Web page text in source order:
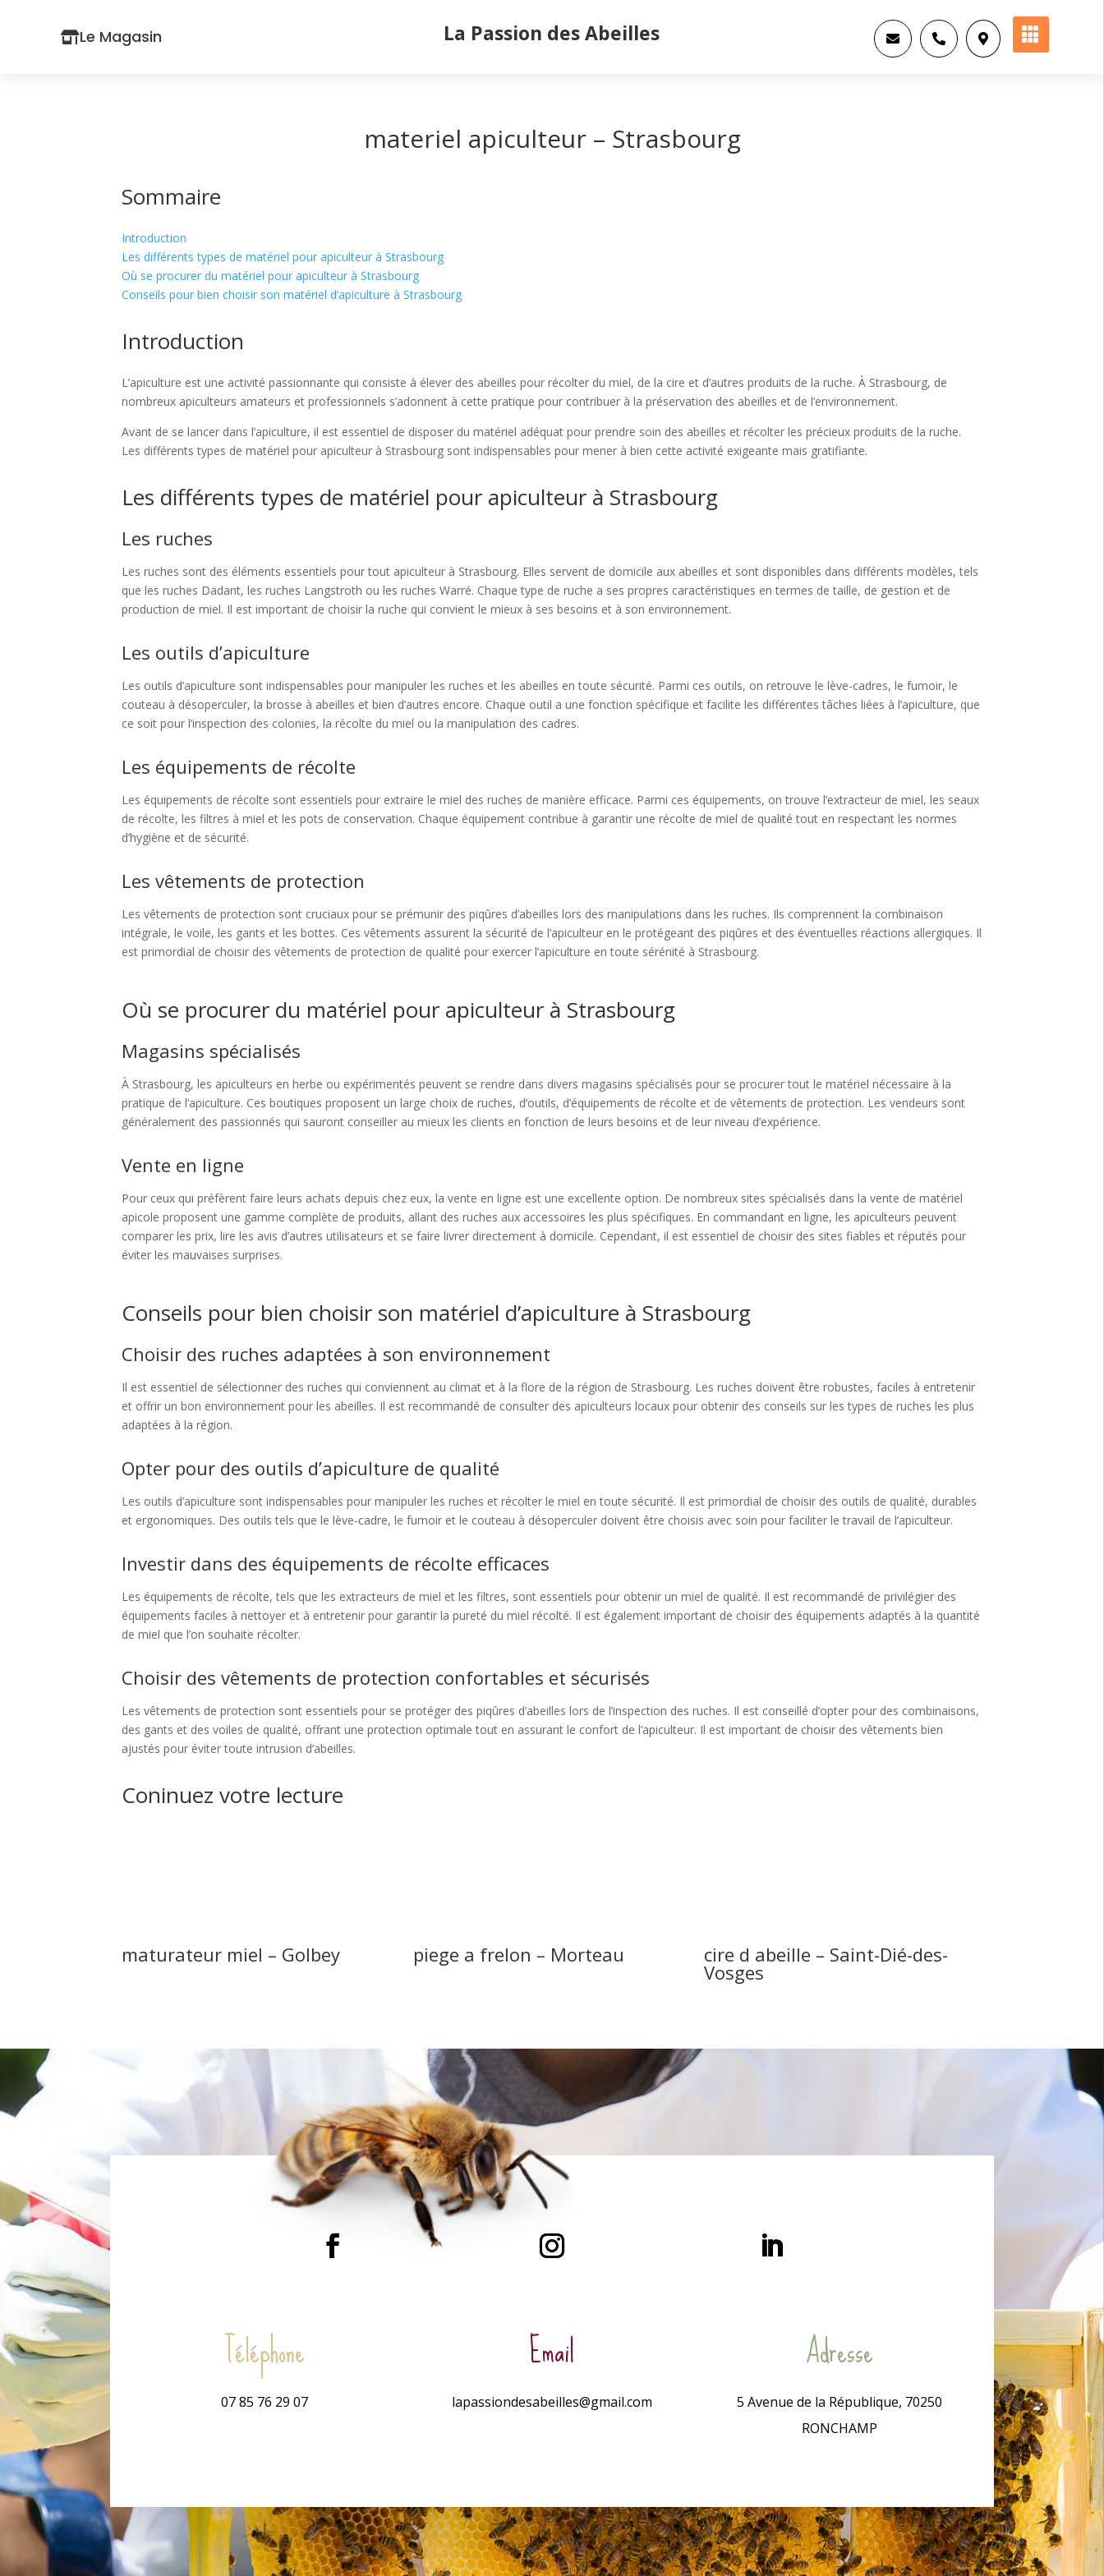
Le Magasin La Passion des Abeilles    
materiel apiculteur – Strasbourg
Sommaire
Introduction
Les différents types de matériel pour apiculteur à Strasbourg
Où se procurer du matériel pour apiculteur à Strasbourg
Conseils pour bien choisir son matériel d’apiculture à Strasbourg
Introduction
L’apiculture est une activité passionnante qui consiste à élever des abeilles pour récolter du miel, de la cire et d’autres produits de la ruche. À Strasbourg, de
nombreux apiculteurs amateurs et professionnels s’adonnent à cette pratique pour contribuer à la préservation des abeilles et de l’environnement.
Avant de se lancer dans l’apiculture, il est essentiel de disposer du matériel adéquat pour prendre soin des abeilles et récolter les précieux produits de la ruche.
Les différents types de matériel pour apiculteur à Strasbourg sont indispensables pour mener à bien cette activité exigeante mais gratifiante.
Les différents types de matériel pour apiculteur à Strasbourg
Les ruches
Les ruches sont des éléments essentiels pour tout apiculteur à Strasbourg. Elles servent de domicile aux abeilles et sont disponibles dans différents modèles, tels
que les ruches Dadant, les ruches Langstroth ou les ruches Warré. Chaque type de ruche a ses propres caractéristiques en termes de taille, de gestion et de
production de miel. Il est important de choisir la ruche qui convient le mieux à ses besoins et à son environnement.
Les outils d’apiculture
Les outils d’apiculture sont indispensables pour manipuler les ruches et les abeilles en toute sécurité. Parmi ces outils, on retrouve le lève-cadres, le fumoir, le
couteau à désoperculer, la brosse à abeilles et bien d’autres encore. Chaque outil a une fonction spécifique et facilite les différentes tâches liées à l’apiculture, que
ce soit pour l’inspection des colonies, la récolte du miel ou la manipulation des cadres.
Les équipements de récolte
Les équipements de récolte sont essentiels pour extraire le miel des ruches de manière efficace. Parmi ces équipements, on trouve l’extracteur de miel, les seaux
de récolte, les filtres à miel et les pots de conservation. Chaque équipement contribue à garantir une récolte de miel de qualité tout en respectant les normes
d’hygiène et de sécurité.
Les vêtements de protection
Les vêtements de protection sont cruciaux pour se prémunir des piqûres d’abeilles lors des manipulations dans les ruches. Ils comprennent la combinaison
intégrale, le voile, les gants et les bottes. Ces vêtements assurent la sécurité de l’apiculteur en le protégeant des piqûres et des éventuelles réactions allergiques. Il
est primordial de choisir des vêtements de protection de qualité pour exercer l’apiculture en toute sérénité à Strasbourg.
Où se procurer du matériel pour apiculteur à Strasbourg
Magasins spécialisés
À Strasbourg, les apiculteurs en herbe ou expérimentés peuvent se rendre dans divers magasins spécialisés pour se procurer tout le matériel nécessaire à la
pratique de l’apiculture. Ces boutiques proposent un large choix de ruches, d’outils, d’équipements de récolte et de vêtements de protection. Les vendeurs sont
généralement des passionnés qui sauront conseiller au mieux les clients en fonction de leurs besoins et de leur niveau d’expérience.
Vente en ligne
Pour ceux qui préfèrent faire leurs achats depuis chez eux, la vente en ligne est une excellente option. De nombreux sites spécialisés dans la vente de matériel
apicole proposent une gamme complète de produits, allant des ruches aux accessoires les plus spécifiques. En commandant en ligne, les apiculteurs peuvent
comparer les prix, lire les avis d’autres utilisateurs et se faire livrer directement à domicile. Cependant, il est essentiel de choisir des sites fiables et réputés pour
éviter les mauvaises surprises.
Conseils pour bien choisir son matériel d’apiculture à Strasbourg
Choisir des ruches adaptées à son environnement
Il est essentiel de sélectionner des ruches qui conviennent au climat et à la flore de la région de Strasbourg. Les ruches doivent être robustes, faciles à entretenir
et offrir un bon environnement pour les abeilles. Il est recommandé de consulter des apiculteurs locaux pour obtenir des conseils sur les types de ruches les plus
adaptées à la région.
Opter pour des outils d’apiculture de qualité
Les outils d’apiculture sont indispensables pour manipuler les ruches et récolter le miel en toute sécurité. Il est primordial de choisir des outils de qualité, durables
et ergonomiques. Des outils tels que le lève-cadre, le fumoir et le couteau à désoperculer doivent être choisis avec soin pour faciliter le travail de l’apiculteur.
Investir dans des équipements de récolte efficaces
Les équipements de récolte, tels que les extracteurs de miel et les filtres, sont essentiels pour obtenir un miel de qualité. Il est recommandé de privilégier des
équipements faciles à nettoyer et à entretenir pour garantir la pureté du miel récolté. Il est également important de choisir des équipements adaptés à la quantité
de miel que l’on souhaite récolter.
Choisir des vêtements de protection confortables et sécurisés
Les vêtements de protection sont essentiels pour se protéger des piqûres d’abeilles lors de l’inspection des ruches. Il est conseillé d’opter pour des combinaisons,
des gants et des voiles de qualité, offrant une protection optimale tout en assurant le confort de l’apiculteur. Il est important de choisir des vêtements bien
ajustés pour éviter toute intrusion d’abeilles.
Coninuez votre lecture
maturateur miel – Golbey piege a frelon – Morteau cire d abeille – Saint-Dié-des-
Vosges
Téléphone
07 85 76 29 07
Email
lapassiondesabeilles@gmail.com
Adresse
5 Avenue de la République, 70250
RONCHAMP